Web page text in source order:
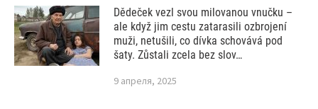
Dědeček vezl svou milovanou vnučku –
ale když jim cestu zatarasili ozbrojení
muži, netušili, co dívka schovává pod
šaty. Zůstali zcela bez slov…
9 апреля, 2025